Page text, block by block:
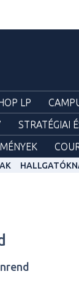
LP
STRATÉGIAI